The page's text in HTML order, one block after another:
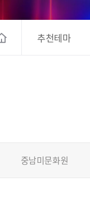
대한
추천테마
중남미문화원